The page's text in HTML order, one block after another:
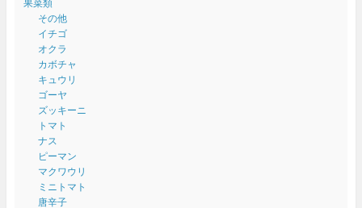
その他
イチゴ
オクラ
カボチャ
キュウリ
ゴーヤ
ズッキーニ
トマト
ナス
ピーマン
マクワウリ
ミニトマト
唐辛子